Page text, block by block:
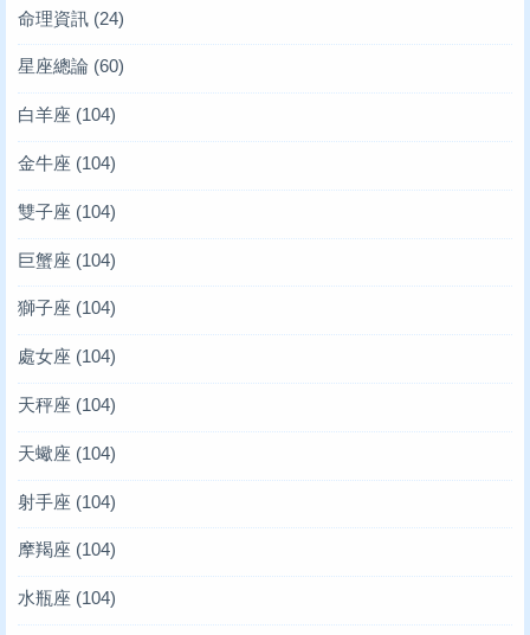
命理資訊 (24)
星座總論 (60)
白羊座 (104)
金牛座 (104)
雙子座 (104)
巨蟹座 (104)
獅子座 (104)
處女座 (104)
天秤座 (104)
天蠍座 (104)
射手座 (104)
摩羯座 (104)
水瓶座 (104)